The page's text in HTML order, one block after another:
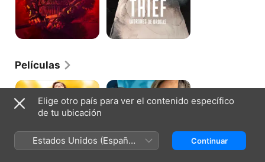
Películas
Mi
a
Dicha
Elige otro país para ver el contenido específico
de tu ubicación
Estados Unidos (Español
México)
Continuar